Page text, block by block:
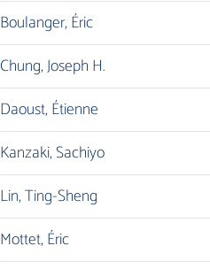
Boulanger, Éric
Chung, Joseph H.
Daoust, Étienne
Kanzaki, Sachiyo
Lin, Ting-Sheng
Mottet, Éric